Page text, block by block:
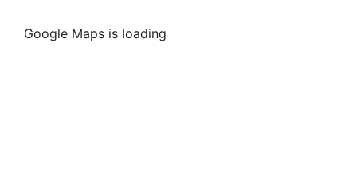
Google Maps is loading